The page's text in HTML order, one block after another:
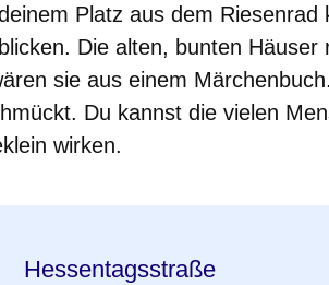
Platz aus dem
Die alten, bunten
sie aus einem
Du kannst die vielen
wirken.
Hessentagsstraße